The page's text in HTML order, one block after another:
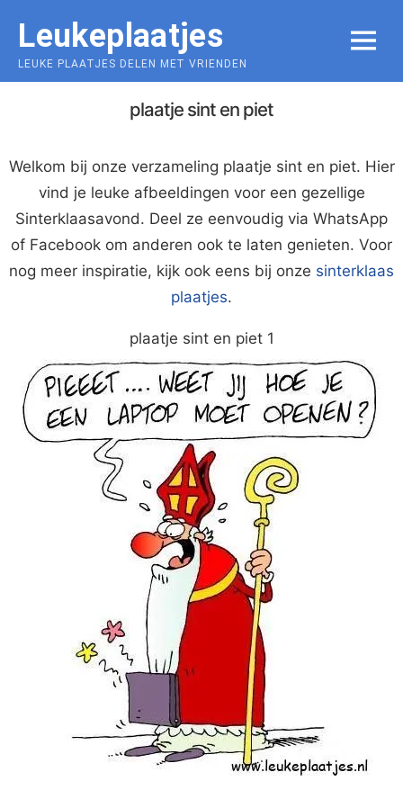
content
Leukeplaatjes
LEUKE PLAATJES DELEN MET VRIENDEN
MENU
plaatje sint en piet
Welkom bij onze verzameling plaatje sint en piet. Hier
vind je leuke afbeeldingen voor een gezellige
Sinterklaasavond. Deel ze eenvoudig via WhatsApp
of Facebook om anderen ook te laten genieten. Voor
nog meer inspiratie, kijk ook eens bij onze sinterklaas
plaatjes.
plaatje sint en piet 1